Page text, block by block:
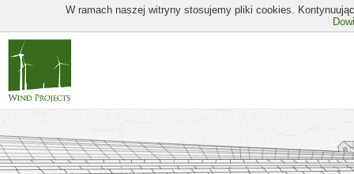
W ramach naszej witryny stosujemy pliki cookies.